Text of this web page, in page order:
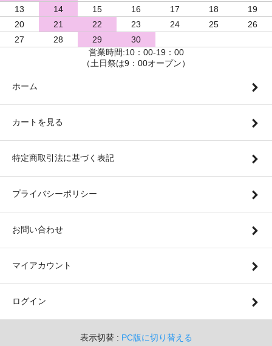
13
14 15 16 17 18
19
20
21 22 23 24 25
26
27
28 29
30
営業時間:10：00-19：00
（土日祭は9：00オープン）
ホーム
カートを見る
特定商取引法に基づく表記
プライバシーポリシー
お問い合わせ
マイアカウント
ログイン
表示切替 : PC版に切り替える